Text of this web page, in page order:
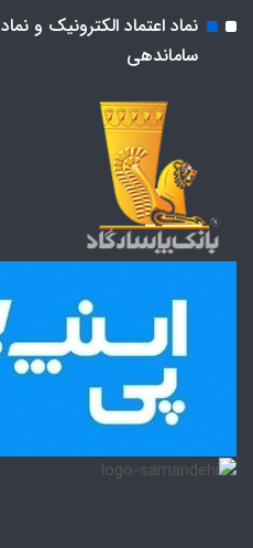
نماد اعتماد الکترونیک و نماد
ساماندهی